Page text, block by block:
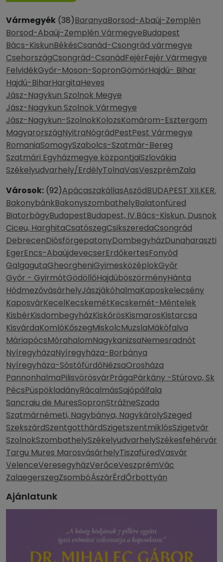
Vármegyék (38)BaranyaBorsod-Abaúj-Zemplén
Borsod-Abaúj-Zemplén VármegyeBudapest
Bács-KiskunBékésCsanád-Csongrád vármegye
CsehországCsongrád-CsanádFejérFejér Vármegye
FelvidékGyőr-Moson-SopronGömörHajdú- Bihar
Hajdú-BiharHargitaHeves
Jász-Nagykun Szolnok Megye
Jász-Nagykun Szolnok Vármegye
Jász-Nagykun-SzolnokKolozsKomárom-Esztergom
MagyarországNyitraNógrádPestPest Vármegye
RomaniaSomogySzabolcs-Szatmár-Bereg
Szatmári Egyházmegye központjaiSzlovákia
Székelyudvarhely/ErdélyTolnaVasVeszprémZala
Városok: (92)ApácaszakállasAszódBUDAPEST XII.KER.
BakonybánkBakonyszombathelyBalatonfüred
BiatorbágyBudapestBudapest, IV.Bács-Kiskun, Dusnok
Ciceu, HarghitaCsatószegCsikszeredaCsongrád
DebrecenDiósförgepatonyDombegyházDunaharaszti
EgerEncs-AbaújdevecserErdőkertesFonyód
GalgagutaGheorgheniGyimesközéplokGyőr
Győr - GyirmótGödöllőHajdúböszörményHánta
HódmezővásárhelyJászjákóhalmaKaposkelecsény
KaposvárKecelKecskemétKecskemét-Méntelek
KisbérKisdombegyházKiskőrösKismarosKistarcsa
KisvárdaKomlóKőszegMiskolcMuzslaMákófalva
MáriapócsMórahalomNagykanizsaNemesradnót
NyíregyházaNyíregyháza-Borbánya
Nyíregyháza-SóstófürdőNézsaOrosháza
PannonhalmaPilisvörösvárPrágaPárkány -Stúrovo, Sk
PécsPüspökladányRácalmásSajópálfala
Sancraiu de MuresSopronStrážneSzada
Szatmárnémeti, Nagybánya, NagykárolySzeged
SzekszárdSzentgotthárdSzigetszentmiklósSzigetvár
SzolnokSzombathelySzékelyudvarhelySzékesfehérvár
Targu Mures MarosvásárhelyTiszafüredVasvár
VelenceVeresegyházVerőceVeszprémVác
ZalaegerszegZsombóÁszárÉrdŐrbottyán
Ajánlatunk